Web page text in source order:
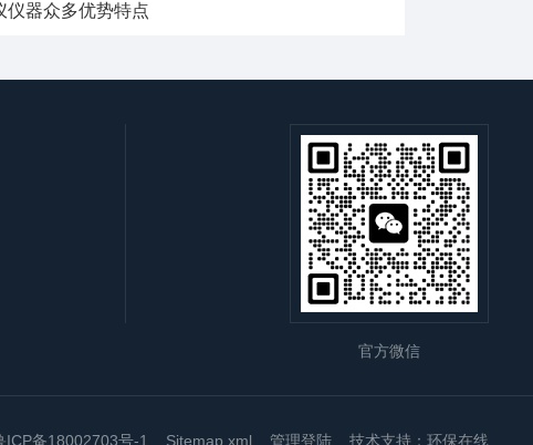
仪器众多优势特点
官方微信
ICP备18002703号-1 Sitemap.xml 管理登陆 技术支持： 环保在线